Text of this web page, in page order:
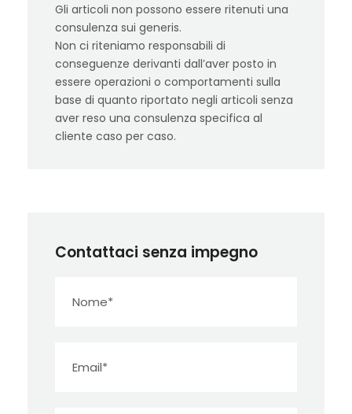
Gli articoli non possono essere ritenuti una
consulenza sui generis.
Non ci riteniamo responsabili di
conseguenze derivanti dall’aver posto in
essere operazioni o comportamenti sulla
base di quanto riportato negli articoli senza
aver reso una consulenza specifica al
cliente caso per caso.
Contattaci senza impegno